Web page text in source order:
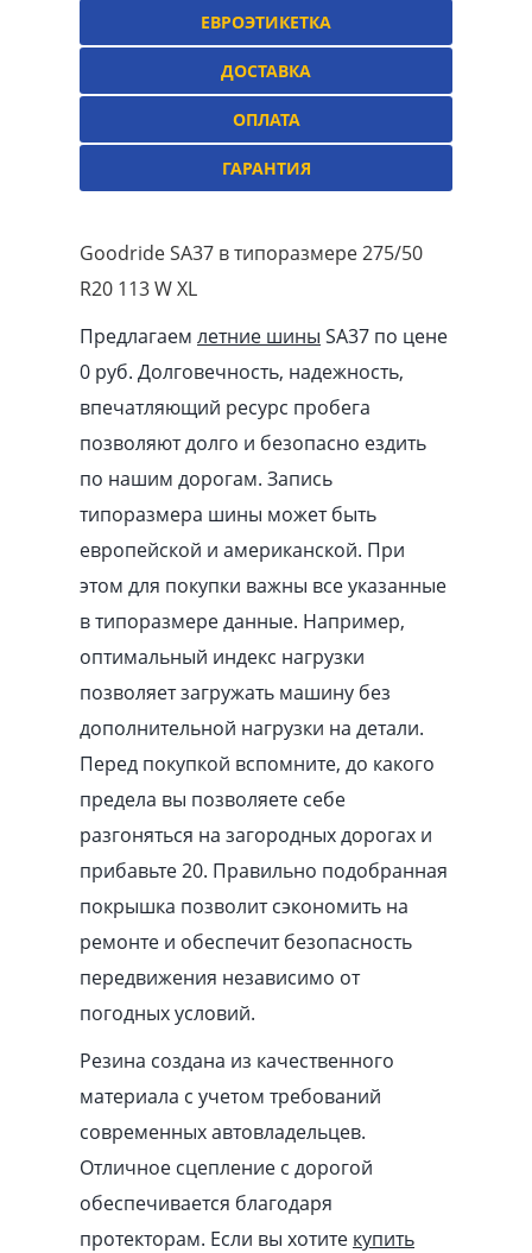
ЕВРОЭТИКЕТКА
ДОСТАВКА
ОПЛАТА
ГАРАНТИЯ
Goodride SA37 в типоразмере 275/50
R20 113 W XL
Предлагаем летние шины SA37 по цене
0 руб. Долговечность, надежность,
впечатляющий ресурс пробега
позволяют долго и безопасно ездить
по нашим дорогам. Запись
типоразмера шины может быть
европейской и американской. При
этом для покупки важны все указанные
в типоразмере данные. Например,
оптимальный индекс нагрузки
позволяет загружать машину без
дополнительной нагрузки на детали.
Перед покупкой вспомните, до какого
предела вы позволяете себе
разгоняться на загородных дорогах и
прибавьте 20. Правильно подобранная
покрышка позволит сэкономить на
ремонте и обеспечит безопасность
передвижения независимо от
погодных условий.
Резина создана из качественного
материала с учетом требований
современных автовладельцев.
Отличное сцепление с дорогой
обеспечивается благодаря
протекторам. Если вы хотите купить